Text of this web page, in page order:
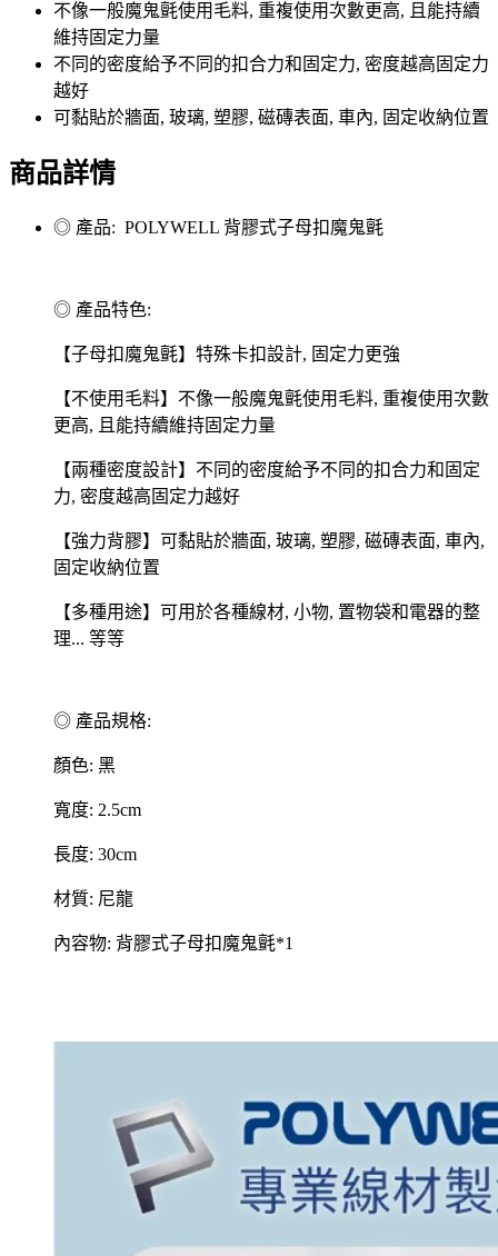
不像一般魔鬼氈使用毛料, 重複使用次數更高, 且能持續
維持固定力量
不同的密度給予不同的扣合力和固定力, 密度越高固定力
越好
可黏貼於牆面, 玻璃, 塑膠, 磁磚表面, 車內, 固定收納位置
商品詳情
◎ 產品: POLYWELL 背膠式子母扣魔鬼氈
◎ 產品特色:
【子母扣魔鬼氈】特殊卡扣設計, 固定力更強
【不使用毛料】不像一般魔鬼氈使用毛料, 重複使用次數
更高, 且能持續維持固定力量
【兩種密度設計】不同的密度給予不同的扣合力和固定
力, 密度越高固定力越好
【強力背膠】可黏貼於牆面, 玻璃, 塑膠, 磁磚表面, 車內,
固定收納位置
【多種用途】可用於各種線材, 小物, 置物袋和電器的整
理... 等等
◎ 產品規格:
顏色: 黑
寬度: 2.5cm
長度: 30cm
材質: 尼龍
內容物: 背膠式子母扣魔鬼氈*1